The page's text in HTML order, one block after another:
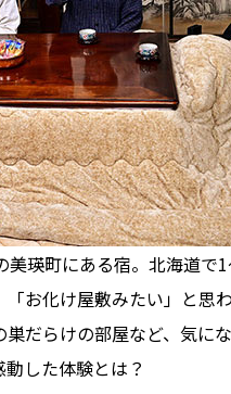
瑛町にある宿。北海道で
お化け屋敷みたい」と思
だらけの部屋など、気に
した体験とは？